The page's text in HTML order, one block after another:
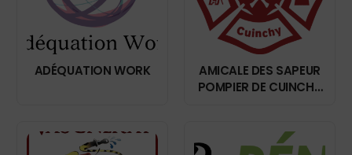
ADÉQUATION WORK
AMICALE DES SAPEUR
POMPIER DE CUINCHY